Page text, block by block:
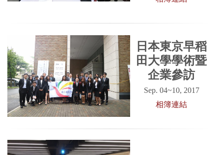
日本東京早稻
田大學學術暨
企業參訪
Sep. 04~10, 2017
相簿連結